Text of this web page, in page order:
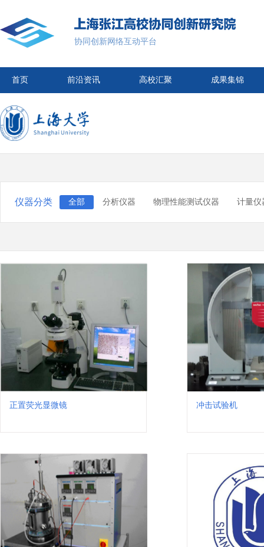
协同创新网络互动平台
首页 前沿资讯 高校汇聚 成果集锦
仪器分类 全部 分析仪器 物理性能测试仪器 计量仪
医学诊断仪器 核仪器 特种检测仪器 工艺
正置荧光显微镜 冲击试验机